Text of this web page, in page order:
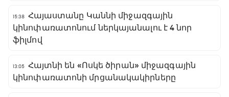
15:38 Հայաստանը Կաննի միջազգային
կինոփառատոնում ներկայանալու է 4 նոր
ֆիլմով
13:05 Հայտնի են «Ոսկե ծիրան» միջազգային
կինոփառատոնի մրցանակակիրները